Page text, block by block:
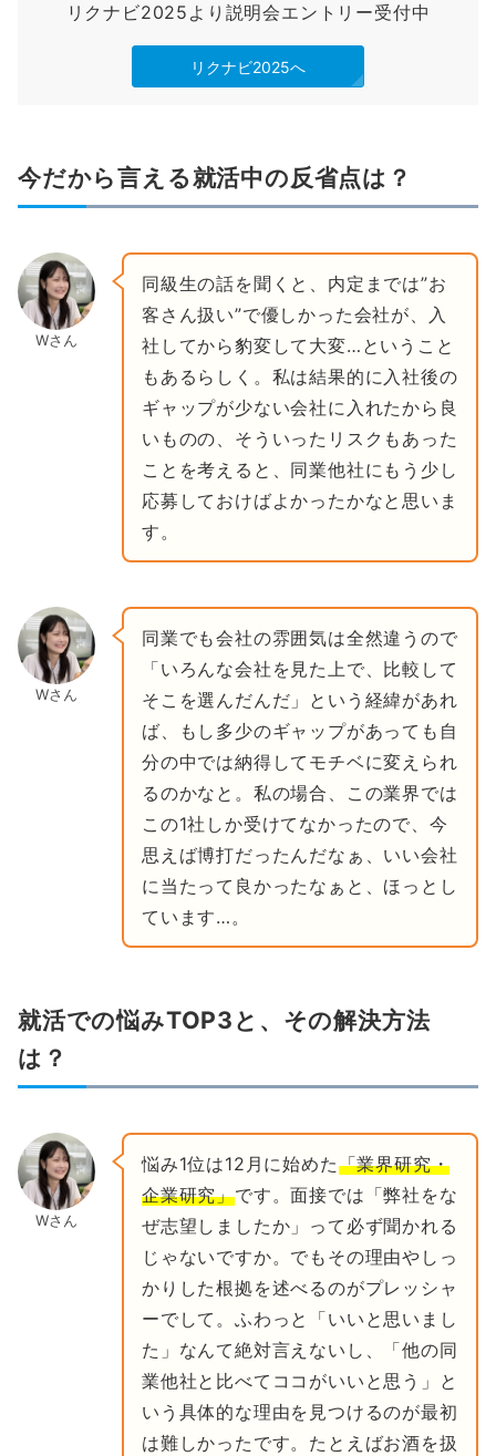
リクナビ2025より説明会エントリー受付中
リクナビ2025へ
今だから言える就活中の反省点は？
Wさん
同級生の話を聞くと、内定までは”お
客さん扱い”で優しかった会社が、入
社してから豹変して大変…ということ
もあるらしく。私は結果的に入社後の
ギャップが少ない会社に入れたから良
いものの、そういったリスクもあった
ことを考えると、同業他社にもう少し
応募しておけばよかったかなと思いま
す。
Wさん
同業でも会社の雰囲気は全然違うので
「いろんな会社を見た上で、比較して
そこを選んだんだ」という経緯があれ
ば、もし多少のギャップがあっても自
分の中では納得してモチベに変えられ
るのかなと。私の場合、この業界では
この1社しか受けてなかったので、今
思えば博打だったんだなぁ、いい会社
に当たって良かったなぁと、ほっとし
ています…。
就活での悩みTOP3と、その解決方法
は？
Wさん
悩み1位は12月に始めた「業界研究・
企業研究」です。面接では「弊社をな
ぜ志望しましたか」って必ず聞かれる
じゃないですか。でもその理由やしっ
かりした根拠を述べるのがプレッシャ
ーでして。ふわっと「いいと思いまし
た」なんて絶対言えないし、「他の同
業他社と比べてココがいいと思う」と
いう具体的な理由を見つけるのが最初
は難しかったです。たとえばお酒を扱